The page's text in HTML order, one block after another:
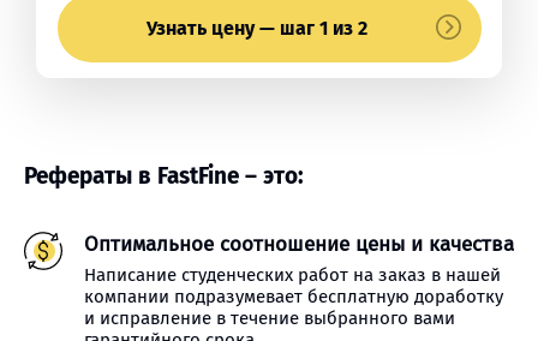
Узнать цену — шаг 1 из 2
Рефераты в FastFine – это:
Оптимальное соотношение цены и качества
Написание студенческих работ на заказ в нашей
компании подразумевает бесплатную доработку
и исправление в течение выбранного вами